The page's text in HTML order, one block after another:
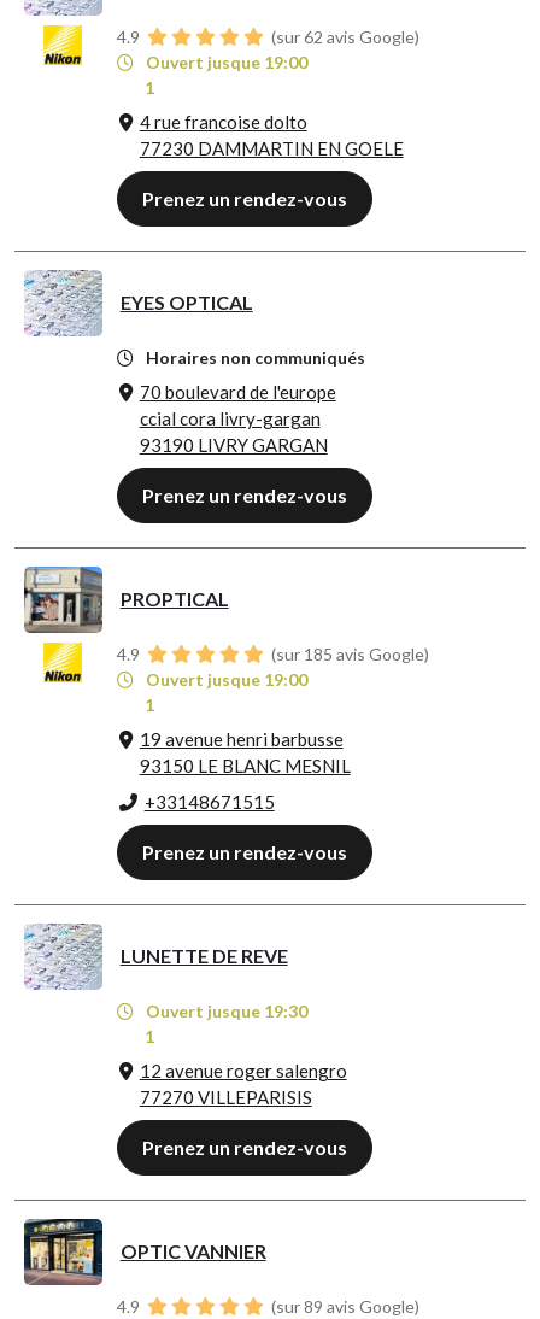
4.9
(sur 62 avis Google)
Ouvert jusque 19:00
1
4 rue francoise dolto
77230 DAMMARTIN EN GOELE
Prenez un rendez-vous
EYES OPTICAL
Horaires non communiqués
70 boulevard de l'europe
ccial cora livry-gargan
93190 LIVRY GARGAN
Prenez un rendez-vous
PROPTICAL
4.9
(sur 185 avis Google)
Ouvert jusque 19:00
1
19 avenue henri barbusse
93150 LE BLANC MESNIL
+33148671515
Prenez un rendez-vous
LUNETTE DE REVE
Ouvert jusque 19:30
1
12 avenue roger salengro
77270 VILLEPARISIS
Prenez un rendez-vous
OPTIC VANNIER
4.9
(sur 89 avis Google)